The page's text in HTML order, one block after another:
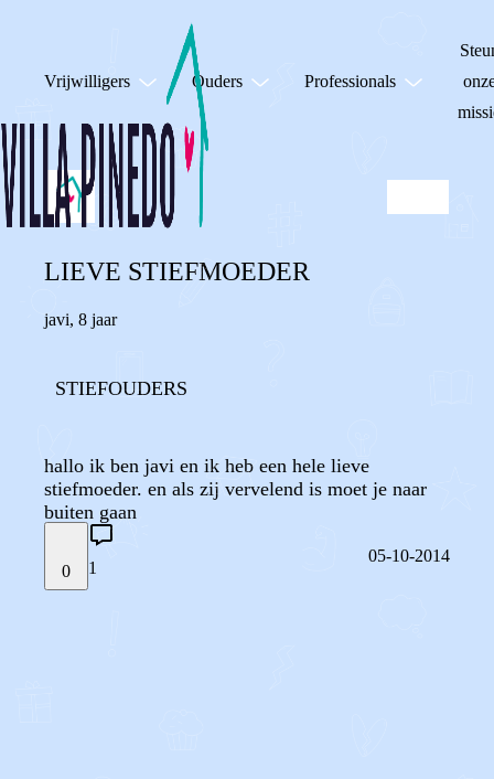
Vrijwilligers Ouders Professionals
LIEVE STIEFMOEDER
javi, 8 jaar
STIEFOUDERS
hallo ik ben javi en ik heb een hele lieve
stiefmoeder. en als zij vervelend is moet je naar
buiten gaan
0 1
05-10-2014